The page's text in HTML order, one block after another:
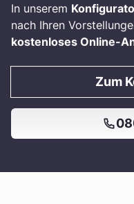
In unserem
nach Ihren
kostenloses Online-
Zum